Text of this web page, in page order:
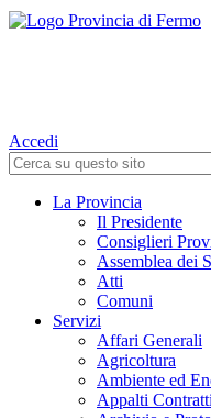
Accedi
La Provincia
Il Presidente
Consiglieri
Assemblea dei
Atti
Comuni
Servizi
Affari Generali
Agricoltura
Ambiente ed
Appalti